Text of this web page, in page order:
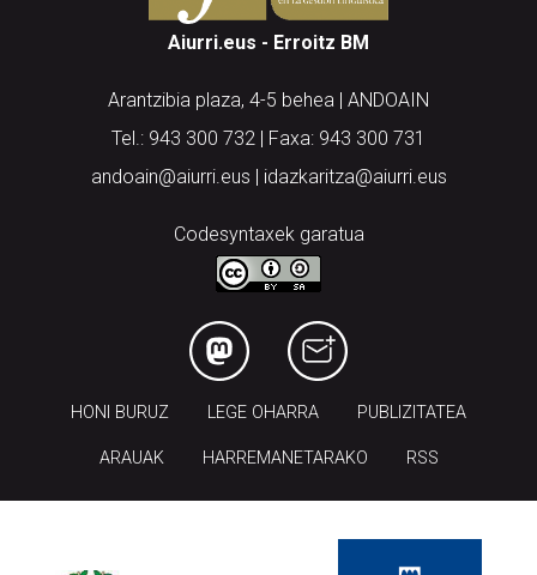
Aiurri.eus - Erroitz BM
Arantzibia plaza, 4-5 behea | ANDOAIN
Tel.: 943 300 732 | Faxa: 943 300 731
andoain@aiurri.eus | idazkaritza@aiurri.eus
Codesyntaxek garatua
HONI BURUZ LEGE OHARRA PUBLIZITATEA
ARAUAK HARREMANETARAKO RSS